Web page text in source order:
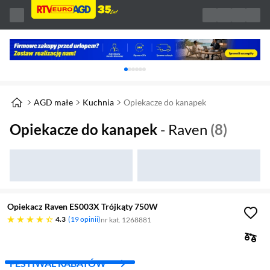
Karuzela z banerami, aktualny element 1 z
AGD małe Kuchnia Opiekacze do kanapek
Opiekacze do kanapek - Raven (8)
Opiekacz Raven ES003X Trójkąty 750W
4.3
4.3 gwiazdek 19 opinii nr kat. 1268881
FESTIWAL RABATÓW